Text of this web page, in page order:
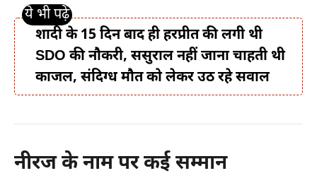
शादी के 15 दिन बाद ही हरप्रीत की लगी थी
SDO की नौकरी, ससुराल नहीं जाना चाहती थी
काजल, संदिग्ध मौत को लेकर उठ रहे सवाल
नीरज के नाम पर कई सम्मान